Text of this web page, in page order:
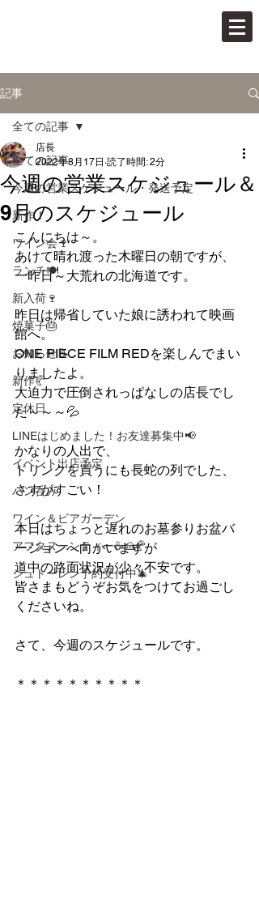
記事
全ての記事
今週の営業スケジュール・発送予定
新作！
ワイン会🍷
ランチ🍽
新入荷🍷
焼菓子🎂
お知らせ📝
新作🥐
定休日
LINEはじめました！お友達募集中📢
イベント出店予定
パン呑み
ワイン＆ビアガーデン
アフタヌーンティー☕🍰🥐
シュトーレン予約受付中🎄
全ての記事
今週の営業スケジュール＆
9月のスケジュール
店長
2022年8月17日 読了時間: 2分
こんにちは～。
あけて晴れ渡った木曜日の朝ですが、
一昨日～大荒れの北海道です。
昨日は帰省していた娘に誘われて映画
館へ。
ONE PIECE FILM REDを楽しんでまい
りましたよ。
大迫力で圧倒されっぱなしの店長でし
た～～～💦
かなりの人出で、
ドリンクを買うにも長蛇の列でした、
さすがすごい！
本日はちょっと遅れのお墓参りお盆バ
ージョンへ向かいますが
道中の路面状況が少々不安です。
皆さまもどうぞお気をつけてお過ごし
くださいね。
さて、今週のスケジュールです。
＊＊＊＊＊＊＊＊＊＊